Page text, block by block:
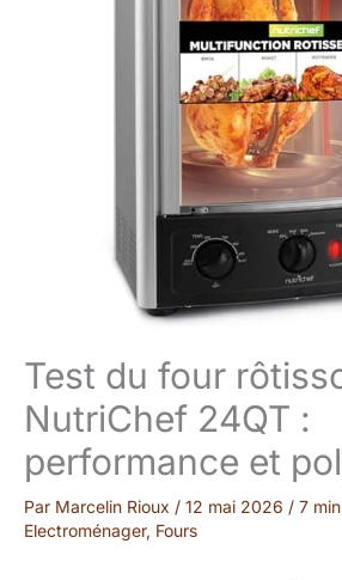
Test du four
NutriChef 24QT :
performance et
Par Marcelin Rioux / 12 mai 2026 / 7
Electroménager, Fours